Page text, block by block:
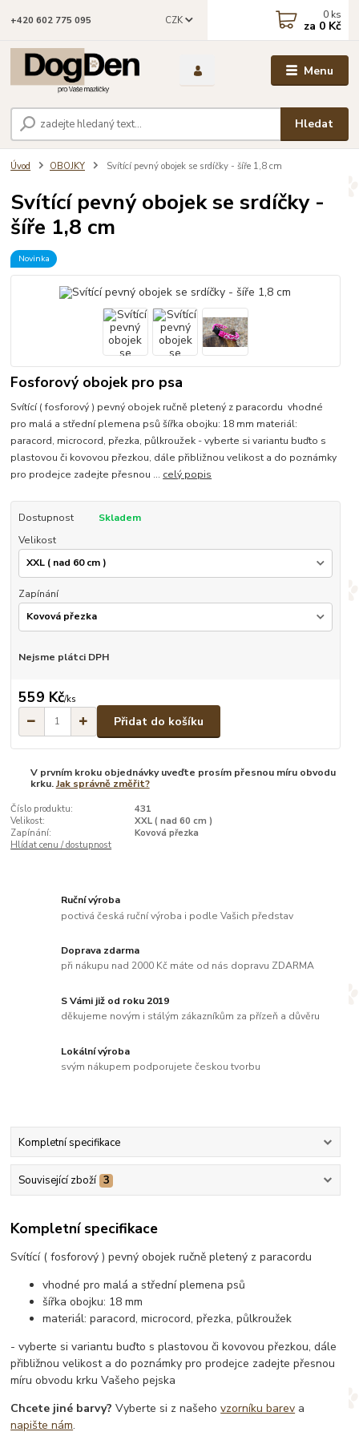
Menu
CZK
Hledat
+420 602 775 095 0 ks
za 0 Kč
Úvod OBOJKY Svítící pevný obojek se srdíčky - šíře 1,8 cm
Svítící pevný obojek se srdíčky -
šíře 1,8 cm
Novinka
Fosforový obojek pro psa
Svítící ( fosforový ) pevný obojek ručně pletený z paracordu vhodné
pro malá a střední plemena psů šířka obojku: 18 mm materiál:
paracord, microcord, přezka, půlkroužek - vyberte si variantu buďto s
plastovou či kovovou přezkou, dále přibližnou velikost a do poznámky
pro prodejce zadejte přesnou ... celý popis
Dostupnost
Skladem
Velikost
Zapínání
Nejsme plátci DPH
559 Kč/ks
Přidat do košíku
V prvním kroku objednávky uveďte prosím přesnou míru obvodu
krku.Jak správně změřit?
Číslo produktu:
431
Velikost:
XXL ( nad 60 cm )
Zapínání:
Kovová přezka
Hlídat cenu / dostupnost
Ruční výroba
poctivá česká ruční výroba i podle Vašich představ
Doprava zdarma
při nákupu nad 2000 Kč máte od nás dopravu ZDARMA
S Vámi již od roku 2019
děkujeme novým i stálým zákazníkům za přízeň a důvěru
Lokální výroba
svým nákupem podporujete českou tvorbu
Kompletní specifikace
Související zboží 3
Kompletní specifikace
Svítící ( fosforový ) pevný obojek ručně pletený z paracordu
vhodné pro malá a střední plemena psů
šířka obojku: 18 mm
materiál: paracord, microcord, přezka, půlkroužek
- vyberte si variantu buďto s plastovou či kovovou přezkou, dále
přibližnou velikost a do poznámky pro prodejce zadejte přesnou
míru obvodu krku Vašeho pejska
Chcete jiné barvy? Vyberte si z našehovzorníku barev a
napište nám.